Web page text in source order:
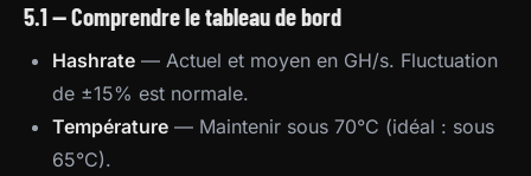
5.1 — Comprendre le tableau de bord
Hashrate — Actuel et moyen en GH/s. Fluctuation
de ±15% est normale.
Température — Maintenir sous 70°C (idéal : sous
65°C).